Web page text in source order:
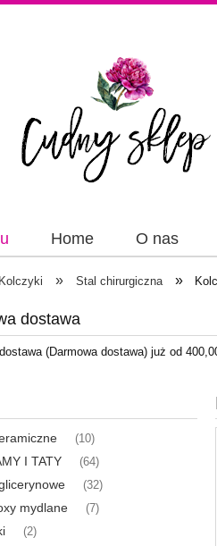
Home O nas
Wstążki
Kolczyki » Stal chirurgiczna »
dostawa
(Darmowa dostawa) już od
(10)
I TATY (64)
(32)
mydlane (7)
(2)